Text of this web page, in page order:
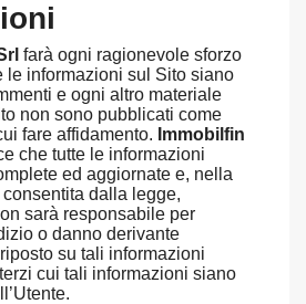
farà ogni ragionevole sforzo
le informazioni sul Sito siano
e ogni altro materiale
non sono pubblicati come
fare affidamento. Immobilfin
che tutte le informazioni
ed aggiornate e, nella
dalla legge,
sarà responsabile per
o danno derivante
su tali informazioni
cui tali informazioni siano